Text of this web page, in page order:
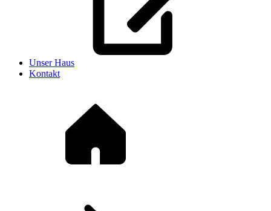
Unser Haus
Kontakt